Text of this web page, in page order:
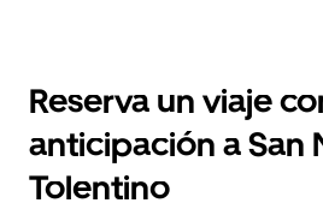
el
y
selecciona
una
Reserva un viaje
anticipación a San
Tolentino